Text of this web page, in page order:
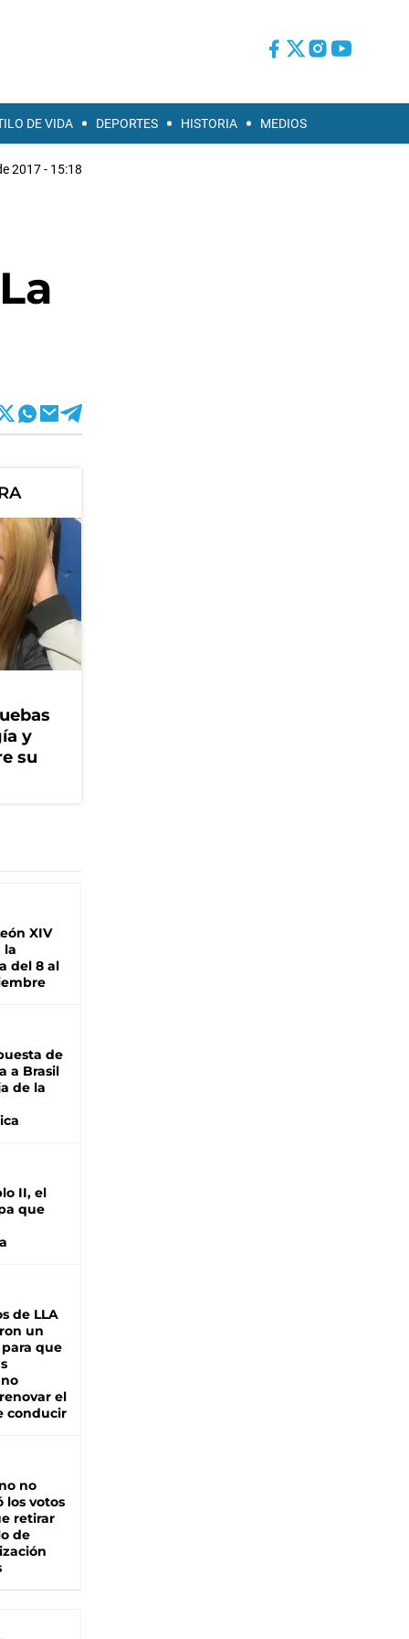
DE VIDA DEPORTES HISTORIA MEDIOS
2017 - 15:18
y
su
XIV
la
del 8 al
de
a Brasil
de la
II, el
que
de LLA
un
que
el
conducir
no
los votos
retirar
de